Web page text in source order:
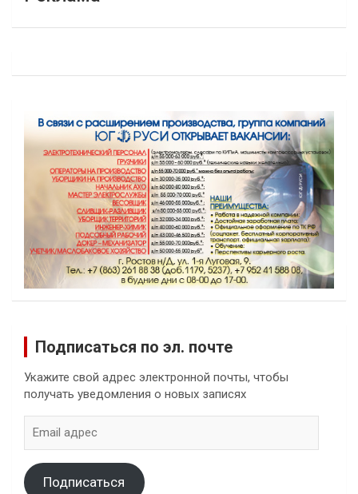
Подписаться по эл. почте
Укажите свой адрес электронной почты, чтобы
получать уведомления о новых записях
адрес
Подписаться